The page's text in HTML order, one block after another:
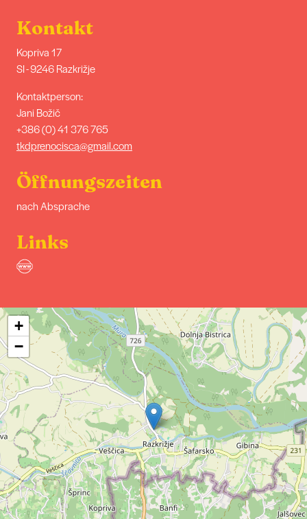
Kontakt
Kopriva 17
SI - 9246 Razkrižje
Kontaktperson:
Jani Božič
+386 (0) 41 376 765
tkdprenocisca@gmail.com
Öffnungszeiten
nach Absprache
Links
+
−